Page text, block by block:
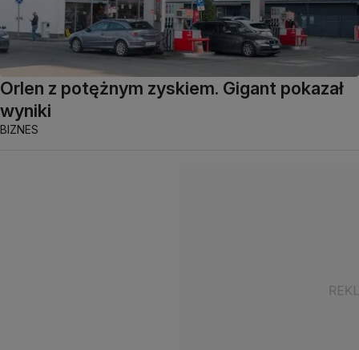
Orlen z potężnym zyskiem. Gigant pokazał
wyniki
BIZNES